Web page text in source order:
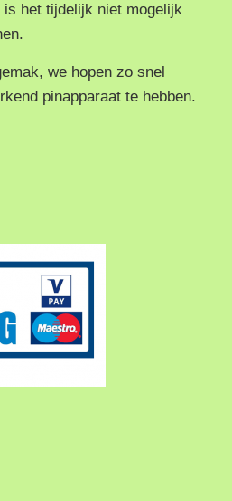
is het tijdelijk niet mogelijk
we hopen zo snel
pinapparaat te hebben.